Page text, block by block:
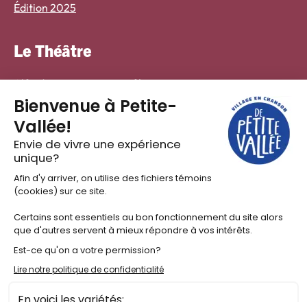
Édition 2025
Le Théâtre
Alfred – guinguette et café
Location de salle
Résidences artistiques
À propos
Nous joindre
Le hub de contenus
Actualités